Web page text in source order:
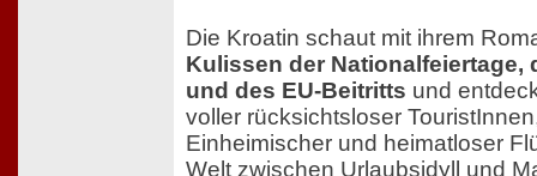
Die Kroatin schaut mit ihrem
Kulissen der Nationalfeiertage,
und des EU-Beitritts und
voller rücksichtsloser
Einheimischer und heimatloser
Welt zwischen Urlaubsidyll und